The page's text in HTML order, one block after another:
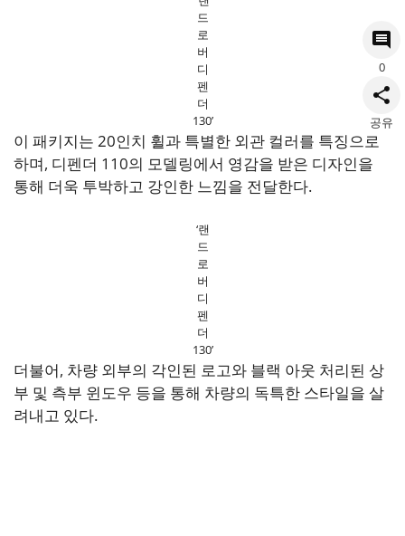
드
로
버
디
펜
더
130’
이 패키지는 20인치 휠과 특별한 외관 컬러를 특징으로
하며, 디펜더 110의 모델링에서 영감을 받은 디자인을
통해 더욱 투박하고 강인한 느낌을 전달한다.
‘랜
드
로
버
디
펜
더
130’
더불어, 차량 외부의 각인된 로고와 블랙 아웃 처리된 상
부 및 측부 윈도우 등을 통해 차량의 독특한 스타일을 살
려내고 있다.
0
공유